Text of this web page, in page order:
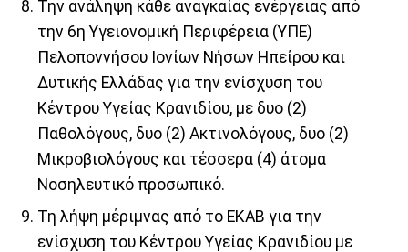
Την ανάληψη κάθε αναγκαίας ενέργειας από
την 6η Υγειονομική Περιφέρεια (ΥΠΕ)
Πελοποννήσου Ιονίων Νήσων Ηπείρου και
Δυτικής Ελλάδας για την ενίσχυση του
Κέντρου Υγείας Κρανιδίου, με δυο (2)
Παθολόγους, δυο (2) Ακτινολόγους, δυο (2)
Μικροβιολόγους και τέσσερα (4) άτομα
Νοσηλευτικό προσωπικό.
Τη λήψη μέριμνας από το ΕΚΑΒ για την
ενίσχυση του Κέντρου Υγείας Κρανιδίου με